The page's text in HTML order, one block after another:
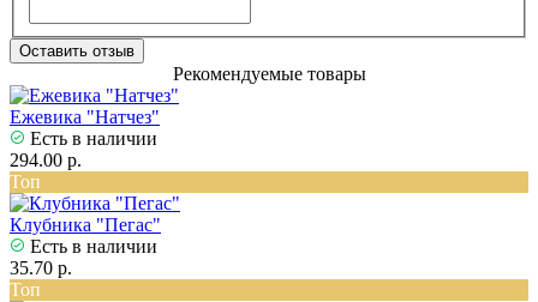
Оставить отзыв
Рекомендуемые товары
Ежевика "Натчез"
Есть в наличии
294.00 р.
Топ
Клубника "Пегас"
Есть в наличии
35.70 р.
Топ